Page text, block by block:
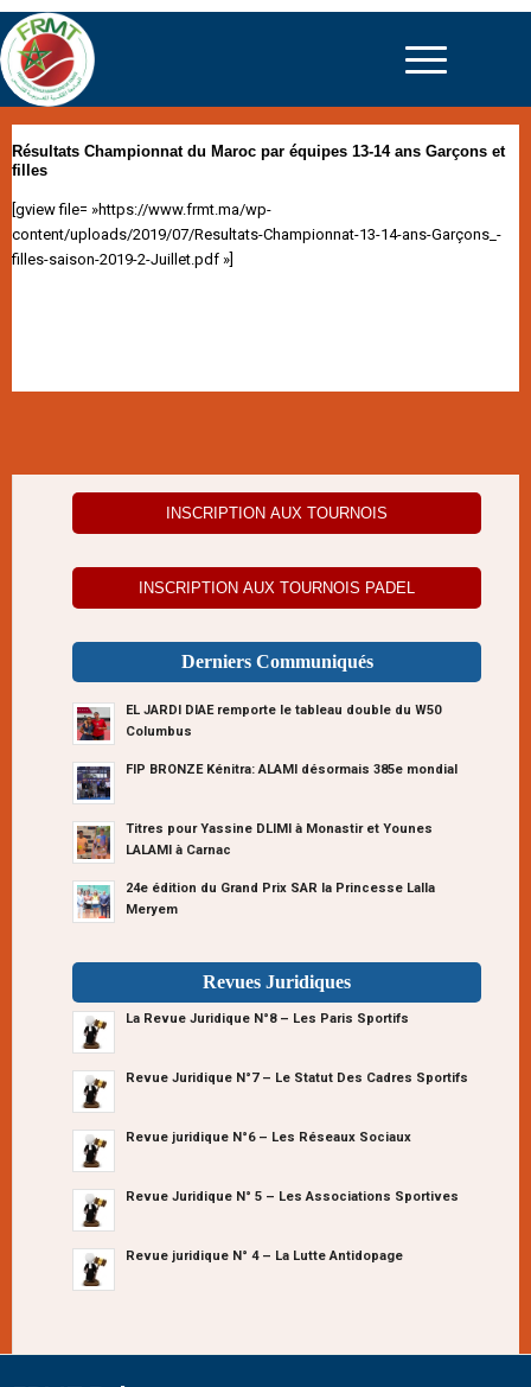
Résultats Championnat du Maroc par équipes 13-14 ans Garçons et
filles
[gview file= »https://www.frmt.ma/wp-
content/uploads/2019/07/Resultats-Championnat-13-14-ans-Garçons_-
filles-saison-2019-2-Juillet.pdf »]
INSCRIPTION AUX TOURNOIS
INSCRIPTION AUX TOURNOIS PADEL
Derniers Communiqués
EL JARDI DIAE remporte le tableau double du W50
Columbus
FIP BRONZE Kénitra: ALAMI désormais 385e mondial
Titres pour Yassine DLIMI à Monastir et Younes
LALAMI à Carnac
24e édition du Grand Prix SAR la Princesse Lalla
Meryem
Revues Juridiques
La Revue Juridique N°8 – Les Paris Sportifs
Revue Juridique N°7 – Le Statut Des Cadres Sportifs
Revue juridique N°6 – Les Réseaux Sociaux
Revue Juridique N° 5 – Les Associations Sportives
Revue juridique N° 4 – La Lutte Antidopage